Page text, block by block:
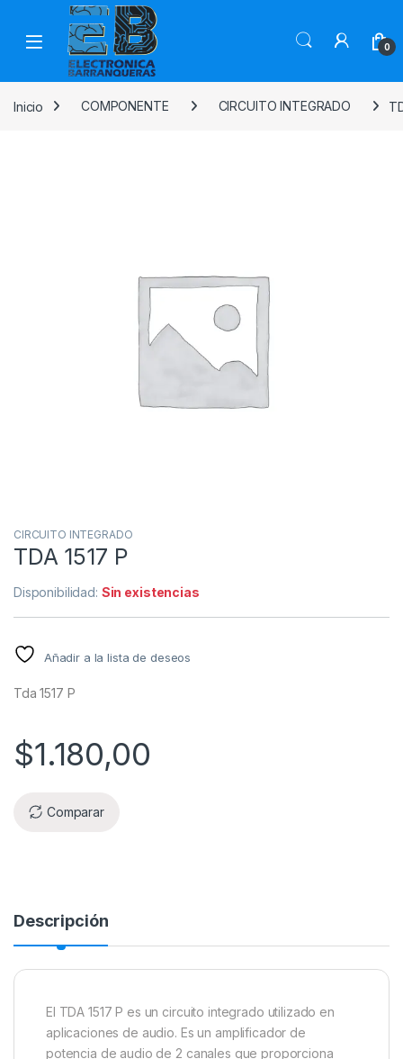
0
Inicio COMPONENTE CIRCUITO INTEGRADO
CIRCUITO INTEGRADO
TDA 1517 P
Disponibilidad: Sin existencias
Añadir a la lista de deseos
Tda 1517 P
$1.180,00
Comparar
Descripción
El TDA 1517 P es un circuito integrado utilizado en
aplicaciones de audio. Es un amplificador de
potencia de audio de 2 canales que proporciona